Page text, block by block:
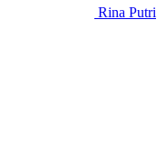
Rina Putri